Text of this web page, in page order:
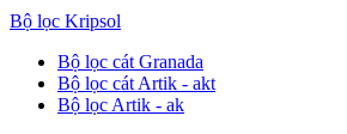
Bộ lọc Kripsol
Bộ lọc cát Granada
Bộ lọc cát Artik - akt
Bộ lọc Artik - ak